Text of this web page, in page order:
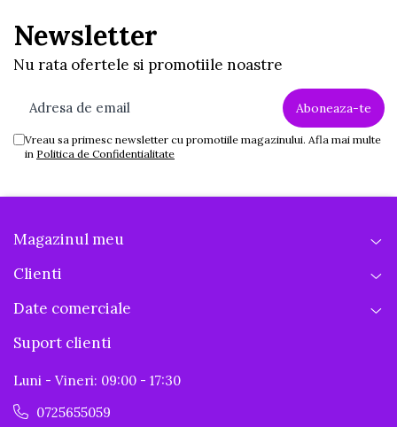
Newsletter
Nu rata ofertele si promotiile noastre
Vreau sa primesc newsletter cu promotiile magazinului. Afla mai multe
in Politica de Confidentialitate
Magazinul meu
Clienti
Date comerciale
Suport clienti
Luni - Vineri: 09:00 - 17:30
0725655059